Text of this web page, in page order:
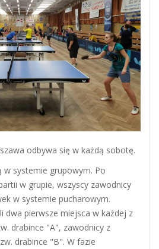
odbywa się w każdą sobotę.
w systemie grupowym. Po
w grupie, wszyscy zawodnicy
w systemie pucharowym.
dwa pierwsze miejsca w każdej z
drabince "A", zawodnicy z
drabince "B". W fazie